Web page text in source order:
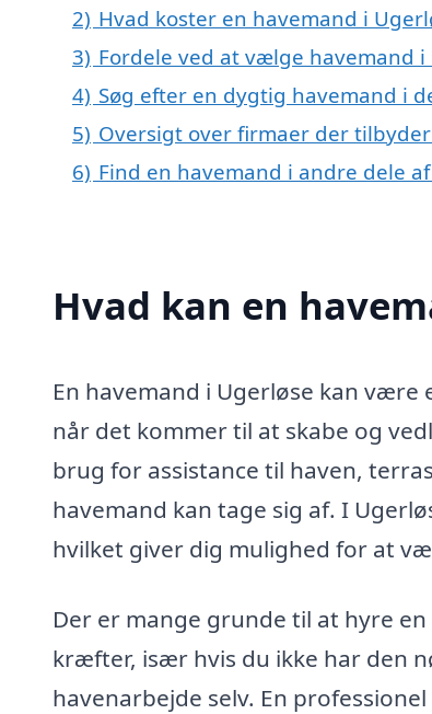
2) Hvad koster en havemand i
3) Fordele ved at vælge havemand i
4) Søg efter en dygtig havemand i
5) Oversigt over firmaer der
6) Find en havemand i andre dele
Hvad kan en
En havemand i Ugerløse kan
når det kommer til at skabe og
brug for assistance til haven,
havemand kan tage sig af. I
hvilket giver dig mulighed for at
Der er mange grunde til at hyre
kræfter, især hvis du ikke har den
havenarbejde selv. En